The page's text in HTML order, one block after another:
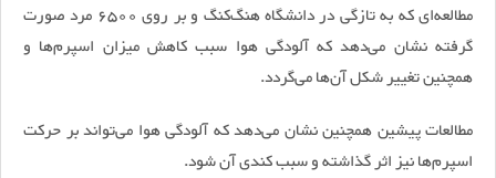
مطالعه‌ای که به تازگی در دانشگاه هنگ‌کنگ و بر روی 6500 مرد صورت
گرفته نشان می‌دهد که آلودگی هوا سبب کاهش میزان اسپرم‌ها و
همچنین تغییر شکل آن‌ها می‌گردد.
مطالعات پیشین همچنین نشان می‌دهد که آلودگی هوا می‌تواند بر حرکت
اسپرم‌ها نیز اثر گذاشته و سبب کندی آن شود.